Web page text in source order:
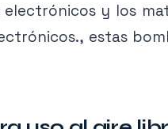
y los
estas